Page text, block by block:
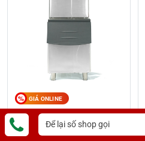
GIÁ ONLINE
Máy làm đá viên 450kg
MD450
76,650,000đ